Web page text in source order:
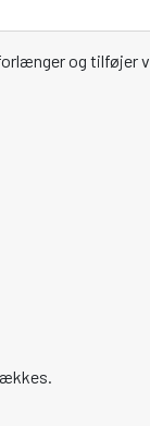
og tilføjer